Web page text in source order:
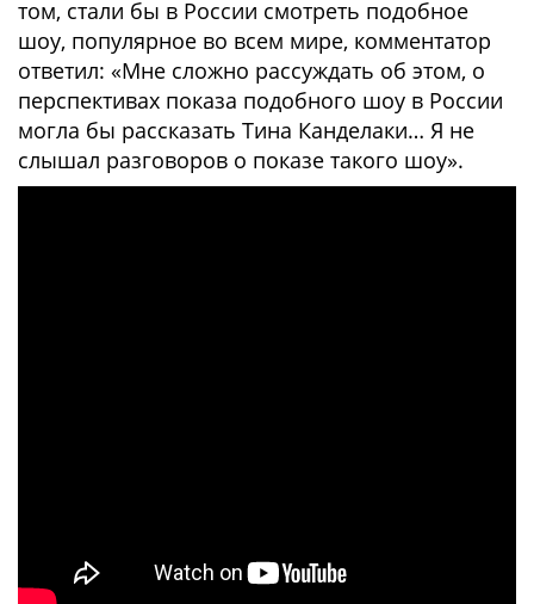
том, стали бы в России смотреть подобное
шоу, популярное во всем мире, комментатор
ответил: «Мне сложно рассуждать об этом, о
перспективах показа подобного шоу в России
могла бы рассказать Тина Канделаки… Я не
слышал разговоров о показе такого шоу».